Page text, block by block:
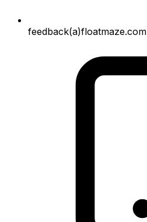
feedback(a)floatmaze.com